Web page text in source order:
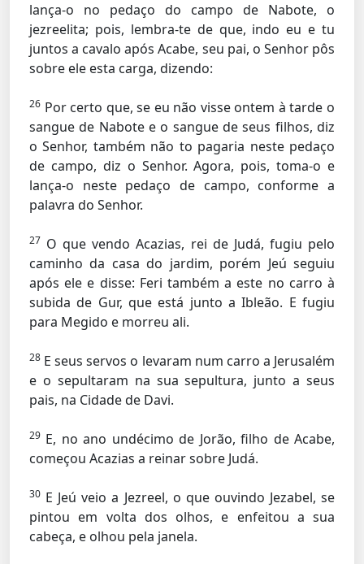
lança-o no pedaço do campo de Nabote, o
jezreelita; pois, lembra-te de que, indo eu e tu
juntos a cavalo após Acabe, seu pai, o Senhor pôs
sobre ele esta carga, dizendo:
26 Por certo que, se eu não visse ontem à tarde o
sangue de Nabote e o sangue de seus filhos, diz
o Senhor, também não to pagaria neste pedaço
de campo, diz o Senhor. Agora, pois, toma-o e
lança-o neste pedaço de campo, conforme a
palavra do Senhor.
27 O que vendo Acazias, rei de Judá, fugiu pelo
caminho da casa do jardim, porém Jeú seguiu
após ele e disse: Feri também a este no carro à
subida de Gur, que está junto a Ibleão. E fugiu
para Megido e morreu ali.
28 E seus servos o levaram num carro a Jerusalém
e o sepultaram na sua sepultura, junto a seus
pais, na Cidade de Davi.
29 E, no ano undécimo de Jorão, filho de Acabe,
começou Acazias a reinar sobre Judá.
30 E Jeú veio a Jezreel, o que ouvindo Jezabel, se
pintou em volta dos olhos, e enfeitou a sua
cabeça, e olhou pela janela.